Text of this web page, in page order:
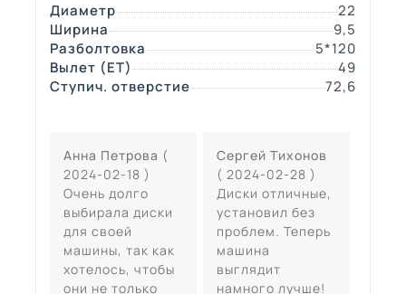
Диаметр
22
Ширина
9,5
Разболтовка
5*120
Вылет (ЕТ)
49
Ступич. отверстие
72,6
Анна Петрова (
2024-02-18 )
Очень долго
выбирала диски
для своей
машины, так как
хотелось, чтобы
они не только
Сергей Тихонов
( 2024-02-28 )
Диски отличные,
установил без
проблем. Теперь
машина
выглядит
намного лучше!